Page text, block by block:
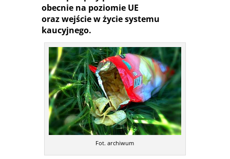
obecnie na poziomie UE
oraz wejście w życie systemu
kaucyjnego.
Fot. archiwum